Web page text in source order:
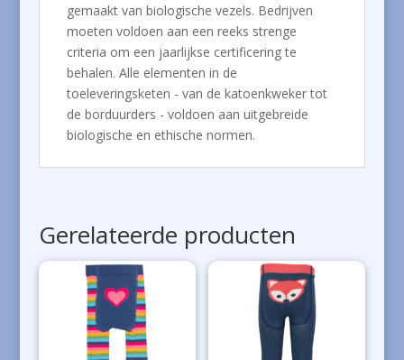
gemaakt van biologische vezels. Bedrijven
moeten voldoen aan een reeks strenge
criteria om een ​​jaarlijkse certificering te
behalen. Alle elementen in de
toeleveringsketen - van de katoenkweker tot
de borduurders - voldoen aan uitgebreide
biologische en ethische normen.
Gerelateerde producten